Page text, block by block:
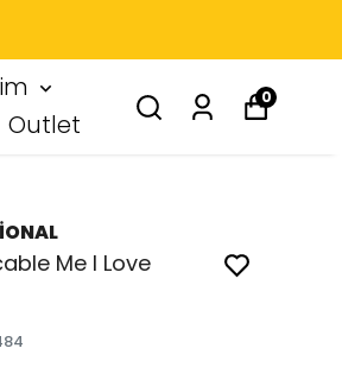
Outlet
0
Me I Love